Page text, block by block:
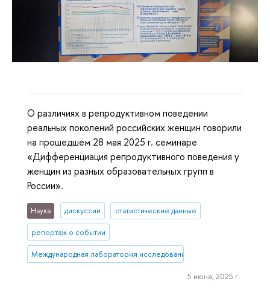
О различиях в репродуктивном поведении
реальных поколений российских женщин говорили
на прошедшем 28 мая 2025 г. семинаре
«Дифференциация репродуктивного поведения у
женщин из разных образовательных групп в
России».
Наука дискуссии статистические данные
репортаж о событии
Международная лаборатория исследований населения и
5 июня, 2025 г.